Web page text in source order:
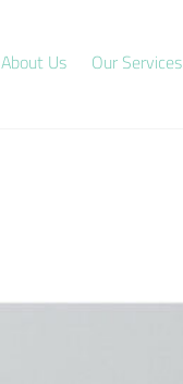
About Us Our Services